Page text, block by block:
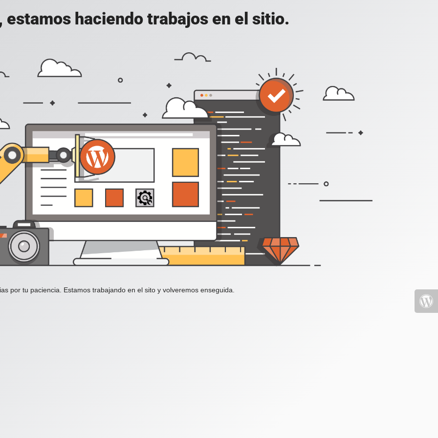
estamos haciendo trabajos en el sitio.
por tu paciencia. Estamos trabajando en el sito y volveremos enseguida.